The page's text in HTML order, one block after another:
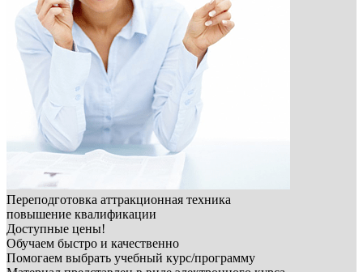
Переподготовка аттракционная техника
повышение квалификации
Доступные цены!
Обучаем быстро и качественно
Помогаем выбрать учебный курс/программу